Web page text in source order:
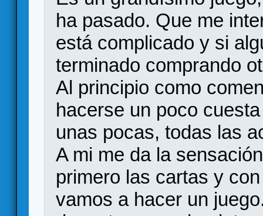
ha pasado. Que me
está complicado y si
terminado comprando
Al principio como
hacerse un poco
unas pocas, todas las
A mi me da la
primero las cartas y
vamos a hacer un